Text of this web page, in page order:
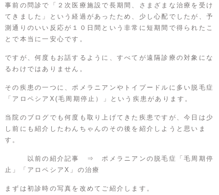
事前の問診で「２次医療施設で長期間、さまざまな治療を受け
てきました」という経過があったため、少し心配でしたが、予
測通りのいい反応が１０日間という非常に短期間で得られたこ
とで本当に一安心です。
ですが、何度もお話するように、すべてが遠隔診療の対象にな
るわけではありません。
その疾患の一つに、ポメラニアンやトイプードルに多い脱毛症
「アロペシアX(毛周期停止）」という疾患があります。
当院のブログでも何度も取り上げてきた疾患ですが、今日は少
し前にも紹介したわんちゃんのその後を紹介しようと思いま
す。
以前の紹介記事 ⇒ポメラニアンの脱毛症「毛周期停
止」「アロペシアX」の治療
まずは初診時の写真を改めてご紹介します。